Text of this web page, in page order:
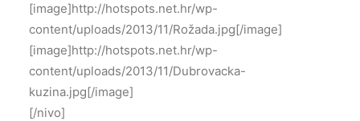
[image]http://hotspots.net.hr/wp-
content/uploads/2013/11/Rožada.jpg[/image]
[image]http://hotspots.net.hr/wp-
content/uploads/2013/11/Dubrovacka-
kuzina.jpg[/image]
[/nivo]